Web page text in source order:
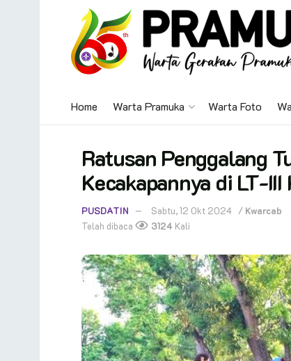
Home Warta Pramuka Warta Foto
Ratusan Penggalang
Kecakapannya di LT-
PUSDATIN Sabtu, 12 Okt 2024 / Kwarcab
Telah dibaca
3124 Kali